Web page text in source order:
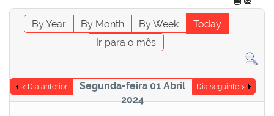
By Year By Month By Week
Today
Ir para o mês
< Dia anterior
Segunda-feira 01 Abril
2024
Dia seguinte >